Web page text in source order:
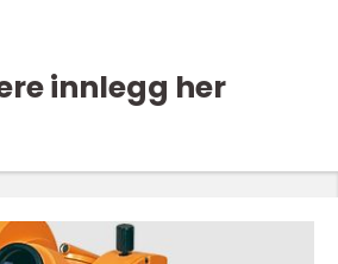
innlegg her